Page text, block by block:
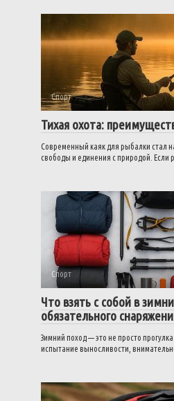
Спорт
Тихая охота:
Современный каяк для рыбалки стал
свободы и единения с природой. Если
Спорт
Что взять с собой в
обязательного
Зимний поход — это не просто
испытание выносливости,